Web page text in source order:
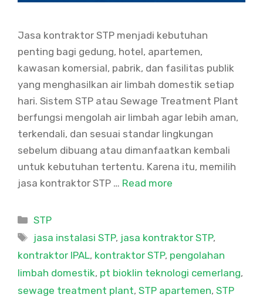
Jasa kontraktor STP menjadi kebutuhan
penting bagi gedung, hotel, apartemen,
kawasan komersial, pabrik, dan fasilitas publik
yang menghasilkan air limbah domestik setiap
hari. Sistem STP atau Sewage Treatment Plant
berfungsi mengolah air limbah agar lebih aman,
terkendali, dan sesuai standar lingkungan
sebelum dibuang atau dimanfaatkan kembali
untuk kebutuhan tertentu. Karena itu, memilih
jasa kontraktor STP … Read more
Categories
STP
Tags
jasa instalasi STP, jasa kontraktor STP,
kontraktor IPAL, kontraktor STP, pengolahan
limbah domestik, pt bioklin teknologi cemerlang,
sewage treatment plant, STP apartemen, STP